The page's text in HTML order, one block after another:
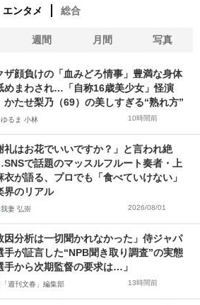
エンタメ 総合
週間 月間 写真
ザ顔負けの「血みどろ情事」豊満な身体
めまわされ…「自称16歳美少女」怪演
かたせ梨乃（69）の美しすぎる“熟れ方”
ゆるま 小林 10時間前
礼はお花でいいですか？」と言われ絶
で話題のマッスルフルート奏者・上
衣が語る、プロでも「食べていけない」
界のリアル
我妻 弘崇 2026/08/01
因分析は一切聞かれなかった」侍ジャパ
手が証言した“NPB聞き取り調査”の実態
手から次期監督の要求は…」
「週刊文春」編集部 13時間前